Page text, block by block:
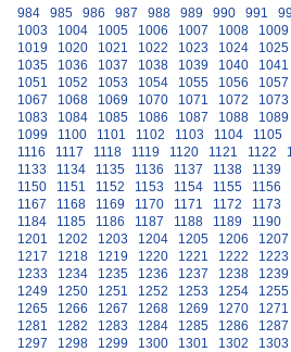
984
985 986 987 988 989 990 991
1003
1004 1005 1006 1007 1008 1009
1019
1020 1021 1022 1023 1024 1025
1035
1036 1037 1038 1039 1040 1041
1051
1052 1053 1054 1055 1056 1057
1067
1068 1069 1070 1071 1072 1073
1083
1084 1085 1086 1087 1088 1089
1099
1100 1101 1102 1103 1104 1105
1116
1117 1118 1119 1120 1121 1122
1133
1134 1135 1136 1137 1138 1139
1150
1151 1152 1153 1154 1155 1156
1167
1168 1169 1170 1171 1172 1173
1184
1185 1186 1187 1188 1189 1190
1201
1202 1203 1204 1205 1206 1207
1217
1218 1219 1220 1221 1222 1223
1233
1234 1235 1236 1237 1238 1239
1249
1250 1251 1252 1253 1254 1255
1265
1266 1267 1268 1269 1270 1271
1281
1282 1283 1284 1285 1286 1287
1297
1298 1299 1300 1301 1302 1303